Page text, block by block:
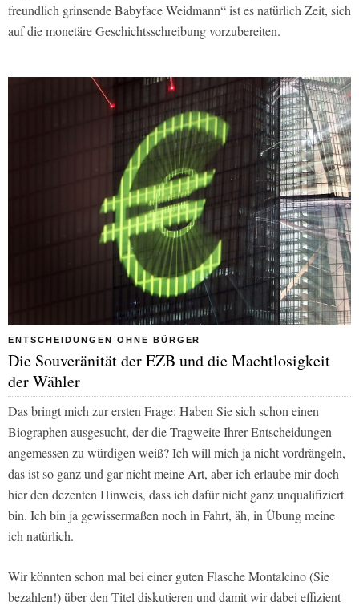
freundlich grinsende Babyface Weidmann“ ist es natürlich Zeit, sich
auf die monetäre Geschichtsschreibung vorzubereiten.
ENTSCHEIDUNGEN OHNE BÜRGER
Die Souveränität der EZB und die Machtlosigkeit
der Wähler
Das bringt mich zur ersten Frage: Haben Sie sich schon einen
Biographen ausgesucht, der die Tragweite Ihrer Entscheidungen
angemessen zu würdigen weiß? Ich will mich ja nicht vordrängeln,
das ist so ganz und gar nicht meine Art, aber ich erlaube mir doch
hier den dezenten Hinweis, dass ich dafür nicht ganz unqualifiziert
bin. Ich bin ja gewissermaßen noch in Fahrt, äh, in Übung meine
ich natürlich.
Wir könnten schon mal bei einer guten Flasche Montalcino (Sie
bezahlen!) über den Titel diskutieren und damit wir dabei effizient